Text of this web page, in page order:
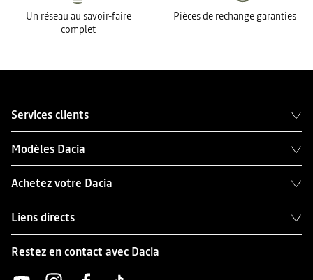
Un réseau au savoir-faire
complet
Pièces de rechange garanties
Services clients
Modèles Dacia
Achetez votre Dacia
Liens directs
Restez en contact avec Dacia